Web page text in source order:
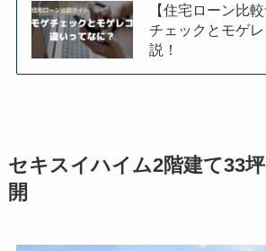
【住宅ローン比
チェックとモゲ
説！
セキスイハイム2階建て33
開